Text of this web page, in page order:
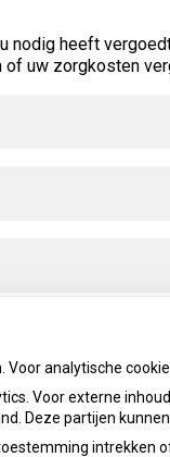
heeft
uw zorgkosten
analytische
Voor externe
Deze partijen
intrekken